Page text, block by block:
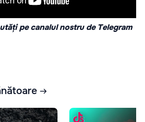
pe canalul nostru de Telegram